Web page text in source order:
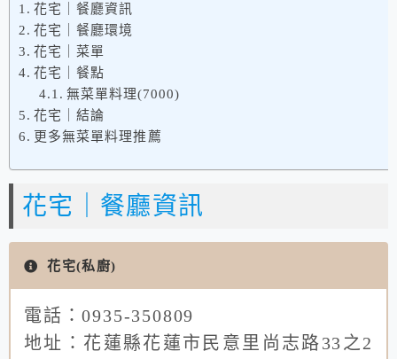
花宅｜餐廳資訊
花宅｜餐廳環境
花宅｜菜單
花宅｜餐點
無菜單料理(7000)
花宅｜結論
更多無菜單料理推薦
花宅｜餐廳資訊
花宅(私廚)
電話：0935-350809
地址：花蓮縣花蓮市民意里尚志路33之2